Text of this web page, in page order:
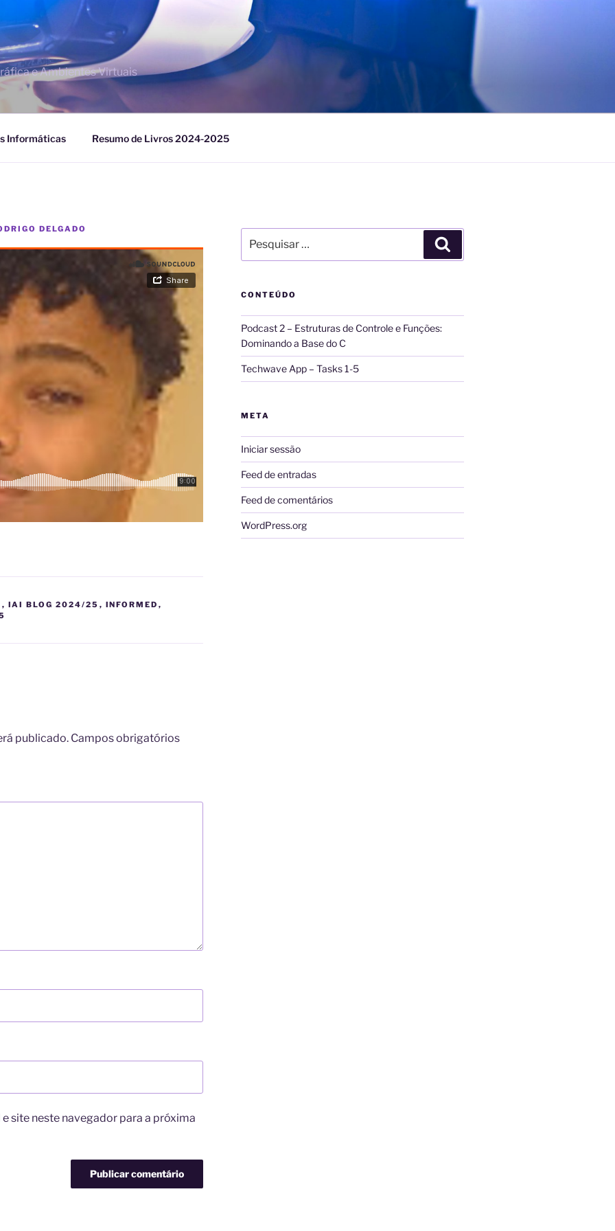
e Ambientes Virtuais
Informáticas Resumo de Livros 2024-2025
DELGADO
, IAI BLOG 2024/25 , INFORMED ,
publicado. Campos obrigatórios
site neste navegador para a próxima
por:
CONTEÚDO
Podcast 2 – Estruturas de Controle e Funções:
Dominando a Base do C
Techwave App – Tasks 1-5
META
Iniciar sessão
Feed de entradas
Feed de comentários
WordPress.org